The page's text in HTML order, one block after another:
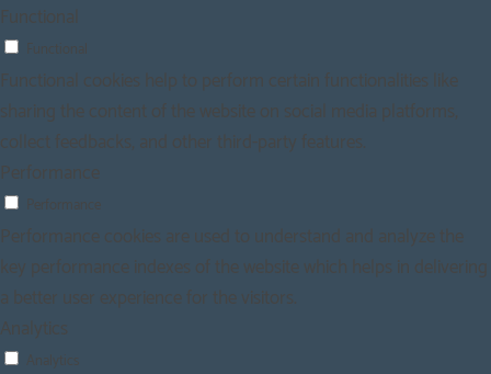
Functional
Functional
Functional cookies help to perform certain functionalities like
sharing the content of the website on social media platforms,
collect feedbacks, and other third-party features.
Performance
Performance
Performance cookies are used to understand and analyze the
key performance indexes of the website which helps in delivering
a better user experience for the visitors.
Analytics
Analytics